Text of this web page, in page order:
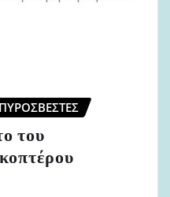
ΠΥΡΟΣΒΈΣΤΕΣ
του